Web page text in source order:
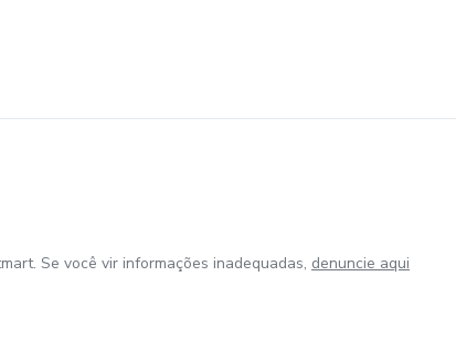
Se você vir informações inadequadas, denuncie aqui